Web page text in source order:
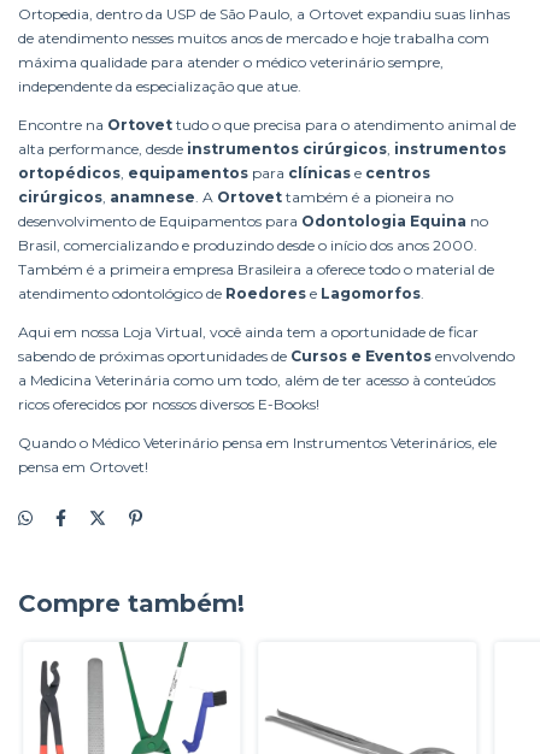
Ortopedia, dentro da USP de São Paulo, a Ortovet expandiu suas linhas
de atendimento nesses muitos anos de mercado e hoje trabalha com
máxima qualidade para atender o médico veterinário sempre,
independente da especialização que atue.
Encontre na Ortovet tudo o que precisa para o atendimento animal de
alta performance, desde instrumentos cirúrgicos instrumentos
ortopédicos equipamentos para clínicas e centros
cirúrgicos anamnese . A Ortovet também é a pioneira no
desenvolvimento de Equipamentos para Odontologia Equina no
Brasil, comercializando e produzindo desde o início dos anos 2000.
Também é a primeira empresa Brasileira a oferece todo o material de
atendimento odontológico de Roedores e Lagomorfos
Aqui em nossa Loja Virtual, você ainda tem a oportunidade de ficar
sabendo de próximas oportunidades de Cursos e Eventos envolvendo
a Medicina Veterinária como um todo, além de ter acesso à conteúdos
ricos oferecidos por nossos diversos E-Books!
Quando o Médico Veterinário pensa em Instrumentos Veterinários, ele
pensa em Ortovet!
Compre também!